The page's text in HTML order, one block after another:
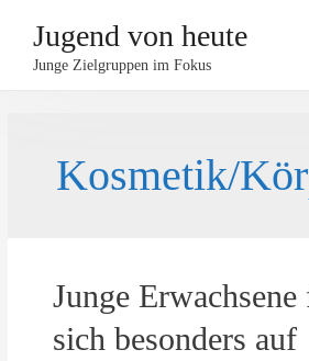
Jugend von heute
Junge Zielgruppen im Fokus
Kosmetik/
Junge Erwachsene
sich besonders auf